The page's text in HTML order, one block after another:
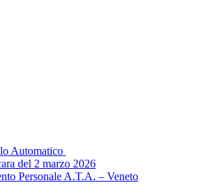
Automatico
del 2 marzo 2026
Personale A.T.A. – Veneto